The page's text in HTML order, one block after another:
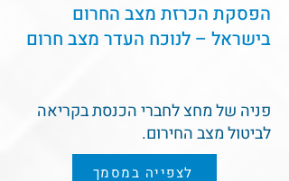
הפסקת הכרזת מצב החרום
בישראל – לנוכח העדר מצב חרום
פניה של מחצ לחברי הכנסת בקריאה
לביטול מצב החירום.
לצפייה במסמך